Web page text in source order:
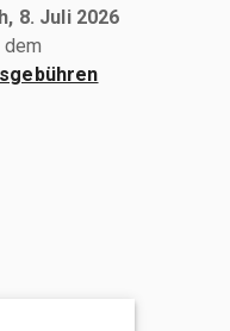
8. Juli 2026